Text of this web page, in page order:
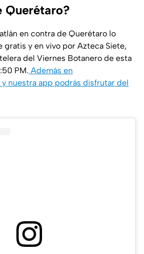
Querétaro?
en contra de Querétaro lo
gratis y en vivo por Azteca Siete,
del Viernes Botanero de esta
PM. Además en
nuestra app podrás disfrutar del